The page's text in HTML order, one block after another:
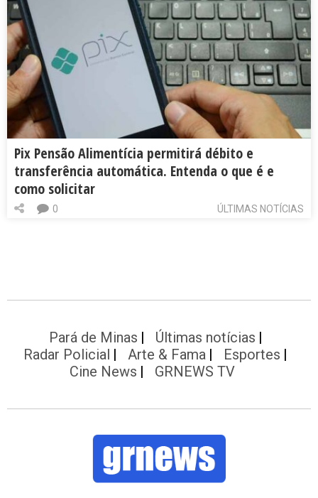
Pix Pensão Alimentícia permitirá débito e
transferência automática. Entenda o que é e
como solicitar
ÚLTIMAS NOTÍCIAS
0
Pará de Minas
Últimas notícias
Radar Policial
Arte & Fama
Esportes
Cine News
GRNEWS TV